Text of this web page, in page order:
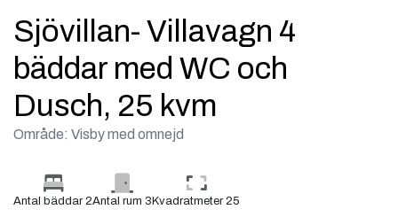
Sjövillan- Villavagn 4
bäddar med WC och
Dusch, 25 kvm
Område: Visby med omnejd
Antal bäddar 2Antal rum 3 Kvadratmeter 25